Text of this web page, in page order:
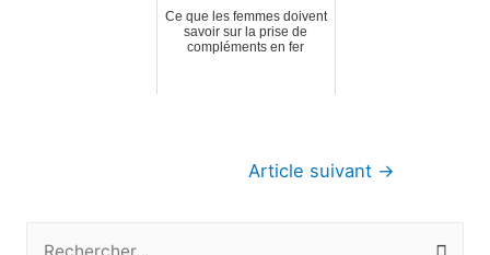
Ce que les femmes doivent
savoir sur la prise de
compléments en fer
l’article
Article suivant →